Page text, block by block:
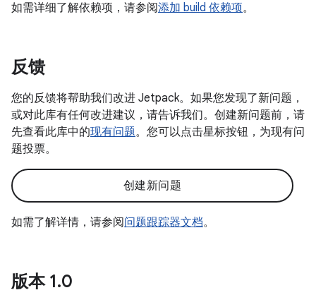
如需详细了解依赖项，请参阅添加 build 依赖项。
反馈
您的反馈将帮助我们改进 Jetpack。如果您发现了新问题，
或对此库有任何改进建议，请告诉我们。创建新问题前，请
先查看此库中的现有问题。您可以点击星标按钮，为现有问
题投票。
创建新问题
如需了解详情，请参阅问题跟踪器文档。
版本 1.0